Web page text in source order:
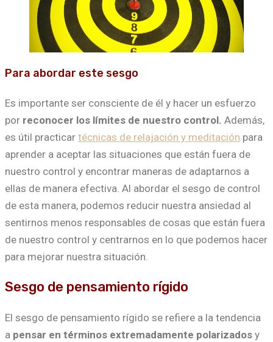
Para abordar este sesgo
Es importante ser consciente de él y hacer un esfuerzo
por reconocer los límites de nuestro control. Además,
es útil practicar técnicas de relajación y meditación para
aprender a aceptar las situaciones que están fuera de
nuestro control y encontrar maneras de adaptarnos a
ellas de manera efectiva. Al abordar el sesgo de control
de esta manera, podemos reducir nuestra ansiedad al
sentirnos menos responsables de cosas que están fuera
de nuestro control y centrarnos en lo que podemos hacer
para mejorar nuestra situación.
Sesgo de pensamiento rígido
El sesgo de pensamiento rígido se refiere a la tendencia
a pensar en términos extremadamente polarizados y